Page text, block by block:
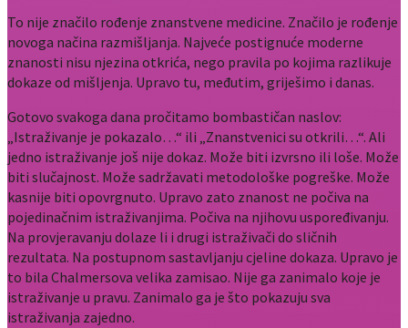
To nije značilo rođenje znanstvene medicine. Značilo je rođenje
novoga načina razmišljanja. Najveće postignuće moderne
znanosti nisu njezina otkrića, nego pravila po kojima razlikuje
dokaze od mišljenja. Upravo tu, međutim, griješimo i danas.
Gotovo svakoga dana pročitamo bombastičan naslov:
„Istraživanje je pokazalo…“ ili „Znanstvenici su otkrili…“. Ali
jedno istraživanje još nije dokaz. Može biti izvrsno ili loše. Može
biti slučajnost. Može sadržavati metodološke pogreške. Može
kasnije biti opovrgnuto. Upravo zato znanost ne počiva na
pojedinačnim istraživanjima. Počiva na njihovu uspoređivanju.
Na provjeravanju dolaze li i drugi istraživači do sličnih
rezultata. Na postupnom sastavljanju cjeline dokaza. Upravo je
to bila Chalmersova velika zamisao. Nije ga zanimalo koje je
istraživanje u pravu. Zanimalo ga je što pokazuju sva
istraživanja zajedno.